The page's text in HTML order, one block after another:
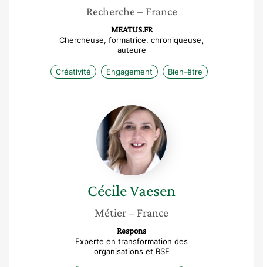
Recherche – France
MEATUS.FR
Chercheuse, formatrice, chroniqueuse,
auteure
Créativité Engagement Bien-être
Cécile
Vaesen
CécileVaesen
Métier– France
Respons
Experte en transformation des
organisations et RSE